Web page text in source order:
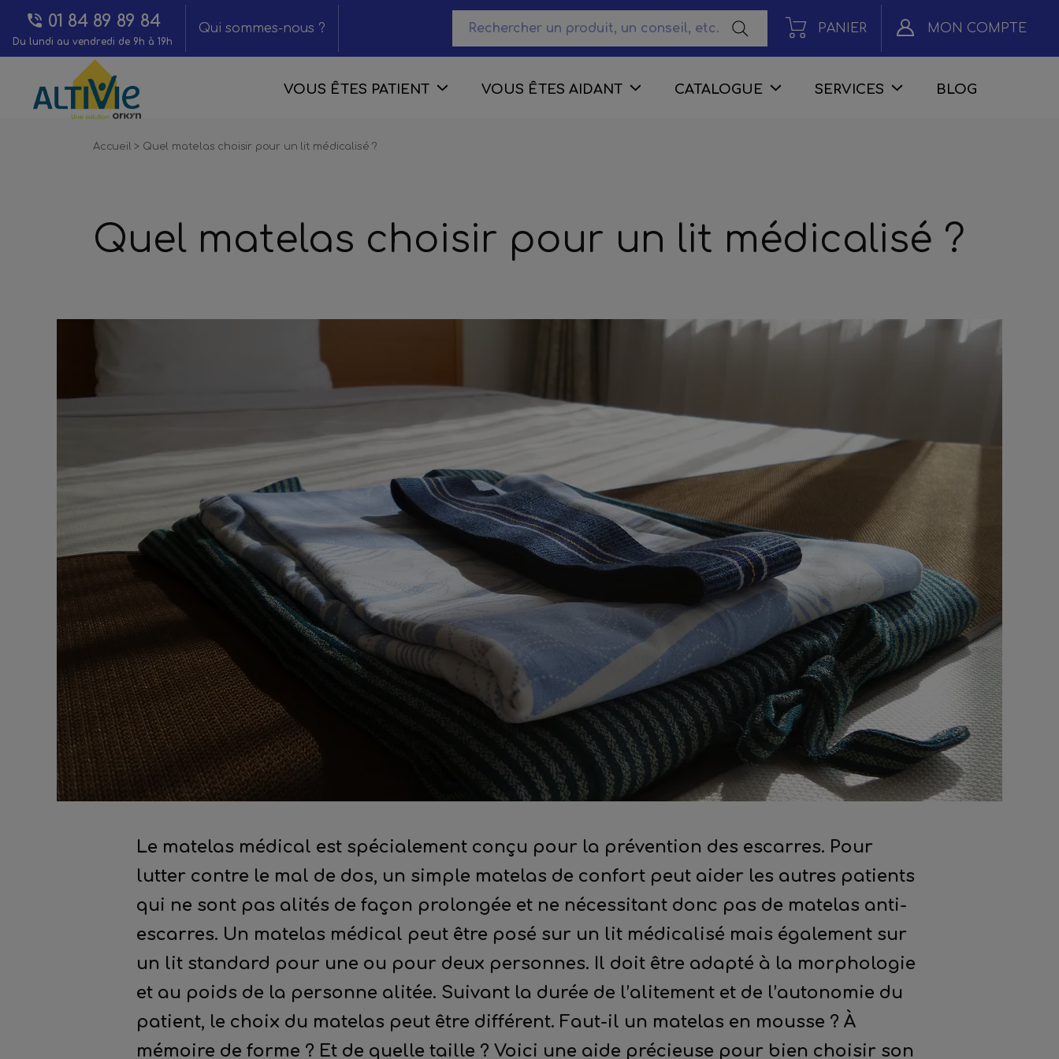
01 84 89 89 84
Du lundi au vendredi de 9h à 19h
Qui sommes-nous ? PANIER MON COMPTE
VOUS ÊTES PATIENT VOUS ÊTES AIDANT CATALOGUE SERVICES BLOG
Accueil> Quel matelas choisir pour un lit médicalisé ?
Quel matelas choisir pour un lit médicalisé ?
Le matelas médical est spécialement conçu pour la prévention des escarres. Pour
lutter contre le mal de dos, un simple matelas de confort peut aider les autres patients
qui ne sont pas alités de façon prolongée et ne nécessitant donc pas de matelas anti-
escarres. Un matelas médical peut être posé sur un lit médicalisé mais également sur
un lit standard pour une ou pour deux personnes. Il doit être adapté à la morphologie
et au poids de la personne alitée. Suivant la durée de l’alitement et de l’autonomie du
patient, le choix du matelas peut être différent. Faut-il un matelas en mousse ? À
mémoire de forme ? Et de quelle taille ? Voici une aide précieuse pour bien choisir son